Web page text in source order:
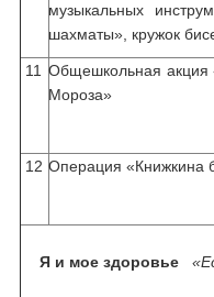
музыкальных
шахматы», кружок
11 Общешкольная акция
Мороза»
12 Операция «Книжкина
Я и мое здоровье